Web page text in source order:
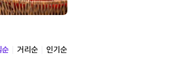
순 거리순 인기순